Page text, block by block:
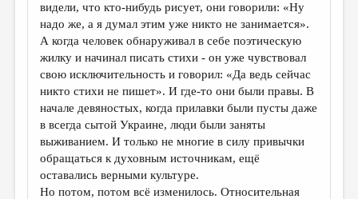
КНИЖНАЯ ПОЛКА
ОБЗОР ЛИТЕРАТУРЫ
СТРАНИЦЫ ПАМЯТИ
ОБЪЯВЛЕНИЯ
КОЛОНКА РЕДАКТОРА
РЕДКОЛЛЕГИЯ
ОТ РЕДАКЦИИ
видели, что кто-нибудь рисует, они говорили: «Ну
надо же, а я думал этим уже никто не занимается».
А когда человек обнаруживал в себе поэтическую
жилку и начинал писать стихи - он уже чувствовал
свою исключительность и говорил: «Да ведь сейчас
никто стихи не пишет». И где-то они были правы. В
начале девяностых, когда прилавки были пусты даже
в всегда сытой Украине, люди были заняты
выживанием. И только не многие в силу привычки
обращаться к духовным источникам, ещё
оставались верными культуре.
Но потом, потом всё изменилось. Относительная